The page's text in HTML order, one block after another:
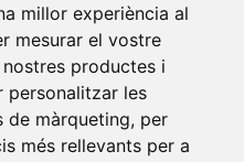
millor experiència al
mesurar el vostre
productes i
personalitzar les
de màrqueting, per
més rellevants per a
de Girona •
• Universitat
•Universitat Jaume I
Miguel Hernández
Catalunya•Universitat
Universitat Politècnica de